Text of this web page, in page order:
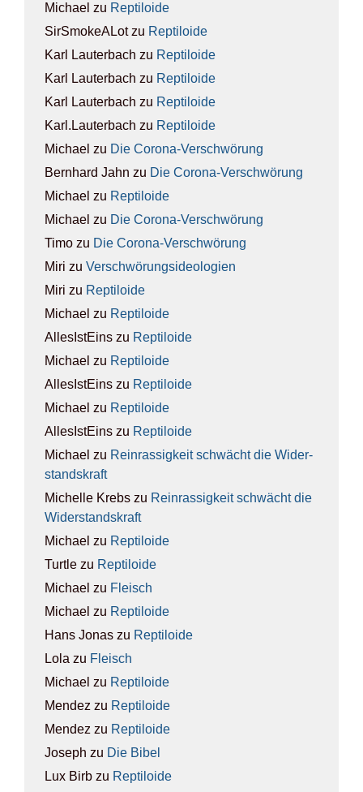
Michael zu Rep­ti­lo­ide
SirSmokeALotzu Rep­ti­lo­ide
Karl Lauterbach zu Rep­ti­lo­ide
Karl Lauterbach zu Rep­ti­lo­ide
Karl Lauterbach zu Rep­ti­lo­ide
Karl.Lauterbach zu Rep­ti­lo­ide
Michael zu Die Coro­na-Ver­schwö­rung
Bernhard Jahn zu Die Coro­na-Ver­schwö­rung
Michael zu Rep­ti­lo­ide
Michael zu Die Coro­na-Ver­schwö­rung
Timo zu Die Coro­na-Ver­schwö­rung
Miri zu Ver­schwö­rungs­ideo­lo­gien
Miri zu Rep­ti­lo­ide
Michael zu Rep­ti­lo­ide
AllesIstEins zu Rep­ti­lo­ide
Michael zu Rep­ti­lo­ide
AllesIstEins zu Rep­ti­lo­ide
Michael zu Rep­ti­lo­ide
AllesIstEins zu Rep­ti­lo­ide
Michael zu Rein­ras­sig­keit schwächt die Wider­
stands­kraft
Michelle Krebs zu Rein­ras­sig­keit schwächt die
Wider­stands­kraft
Michael zu Rep­ti­lo­ide
Turtle zu Rep­ti­lo­ide
Michael zu Fleisch
Michael zu Rep­ti­lo­ide
Hans Jonas zu Rep­ti­lo­ide
Lola zu Fleisch
Michael zu Rep­ti­lo­ide
Mendez zu Rep­ti­lo­ide
Mendez zu Rep­ti­lo­ide
Joseph zu Die Bibel
Lux Birb zu Rep­ti­lo­ide